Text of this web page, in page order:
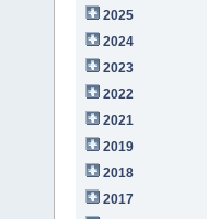
2025
2024
2023
2022
2021
2019
2018
2017